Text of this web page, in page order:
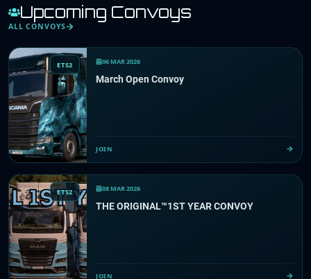
Upcoming Convoys
ALL CONVOYS
ETS2 06 MAR 2026
March Open Convoy
JOIN
ETS2 08 MAR 2026
THE ORIGINAL™️1ST YEAR CONVOY
JOIN